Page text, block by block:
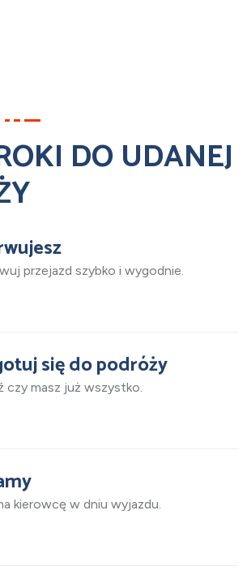
DO UDANEJ
przejazd szybko i wygodnie.
się do podróży
czy masz już wszystko.
kierowcę w dniu wyjazdu.